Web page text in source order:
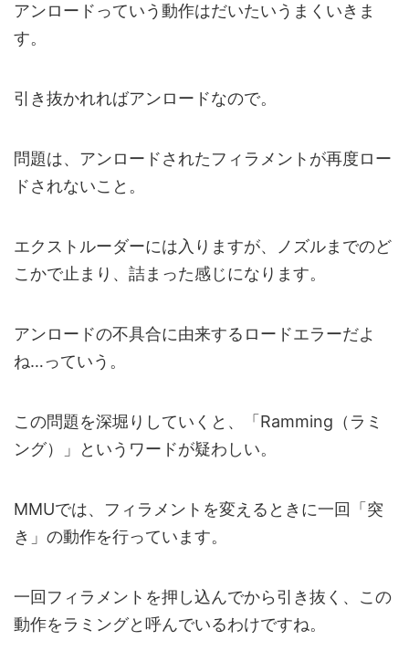
アンロードっていう動作はだいたいうまくいきま
す。
引き抜かれればアンロードなので。
問題は、アンロードされたフィラメントが再度ロー
ドされないこと。
エクストルーダーには入りますが、ノズルまでのど
こかで止まり、詰まった感じになります。
アンロードの不具合に由来するロードエラーだよ
ね…っていう。
この問題を深堀りしていくと、「Ramming（ラミ
ング）」というワードが疑わしい。
MMUでは、フィラメントを変えるときに一回「突
き」の動作を行っています。
一回フィラメントを押し込んでから引き抜く、この
動作をラミングと呼んでいるわけですね。